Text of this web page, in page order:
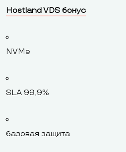
Hostland VDS бонус
NVMe
SLA 99,9%
базовая защита